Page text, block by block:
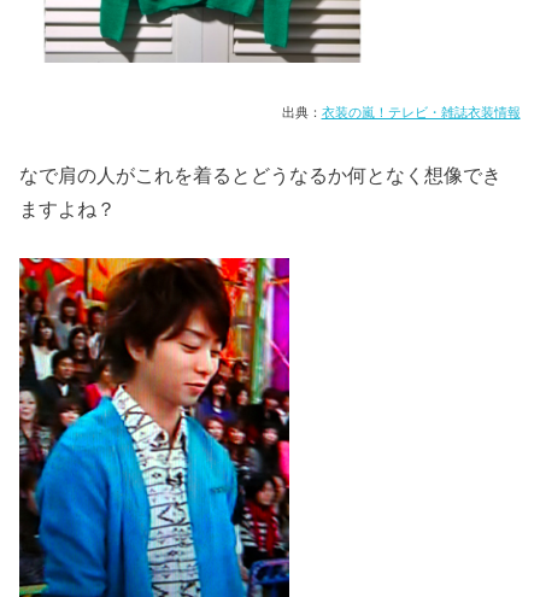
出典： 衣装の嵐！テレビ・雑誌衣装情報
なで肩の人がこれを着るとどうなるか何となく想像でき
ますよね？